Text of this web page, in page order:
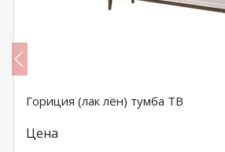
Гориция (лак лён) тумба ТВ
Цена